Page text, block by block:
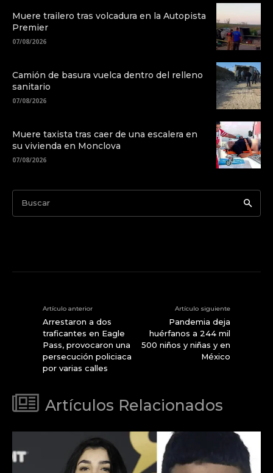
Muere trailero tras volcadura en la Autopista
Premier
07/08/2026
Camión de basura vuelca dentro del relleno
sanitario
07/08/2026
Muere taxista tras caer de una escalera en
su vivienda en Monclova
07/08/2026
Buscar
Artículo anterior
Arrestaron a dos
traficantes en Eagle
Pass, provocaron una
persecución policiaca
por varias calles
Artículo siguiente
Pandemia deja
huérfanos a 244 mil
500 niños y niñas y en
México
Artículos Relacionados